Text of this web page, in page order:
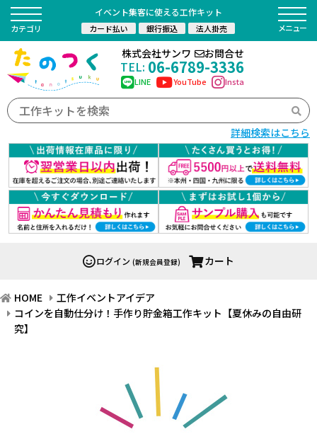
イベント集客に使える工作キット
カード払い 銀行振込 法人掛売
詳細検索はこちら
株式会社サンワ お問合せ
TEL: 06-6789-3336
LINE YouTube Insta
カテゴリ
ログイン (新規会員登録) カート
HOME
工作イベントアイデア
コインを自動仕分け！手作り貯金箱工作キット【夏休みの自由研
究】